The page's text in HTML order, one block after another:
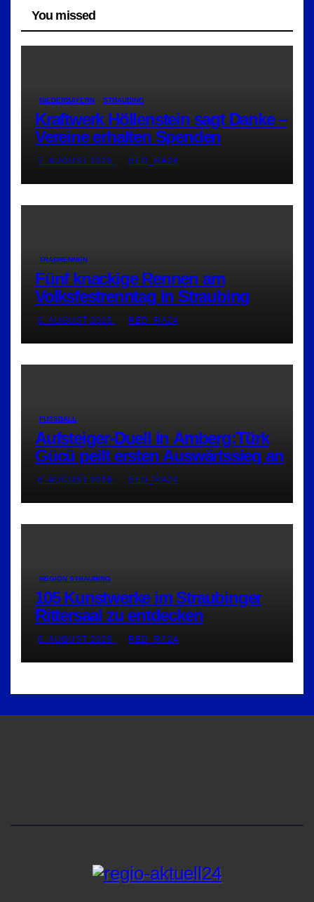
You missed
NIEDERBAYERN STRAUBING
Kraftwerk Höllenstein sagt Danke –
Vereine erhalten Spenden
7. AUGUST 2026 RED_RA24
TRABRENNEN
Fünf knackige Rennen am
Volksfestrenntag in Straubing
6. AUGUST 2026 RED_RA24
FUSSBALL
Aufsteiger-Duell in Amberg:Türk
Gücü peilt ersten Auswärtssieg an
6. AUGUST 2026 RED_RA24
REGION STRAUBING
105 Kunstwerke im Straubinger
Rittersaal zu entdecken
6. AUGUST 2026 RED_RA24